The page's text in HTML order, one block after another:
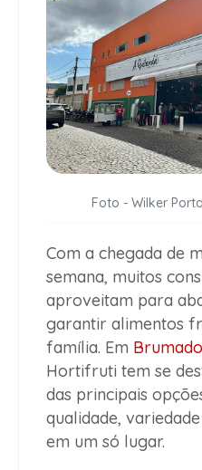
Foto - Wilker
Com a chegada de
semana, muitos
aproveitam para
garantir alimentos
família. Em Brumado
Hortifruti tem se
das principais
qualidade,
em um só lugar.